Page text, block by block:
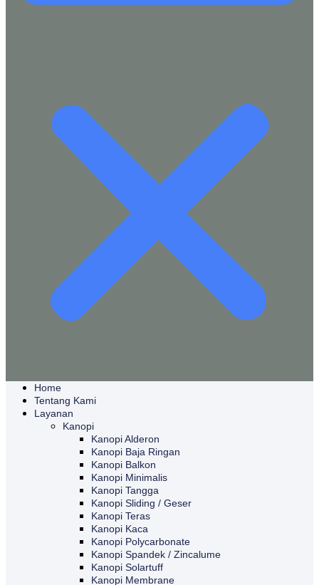
Home
Tentang Kami
Layanan
Kanopi
Kanopi Alderon
Kanopi Baja Ringan
Kanopi Balkon
Kanopi Minimalis
Kanopi Tangga
Kanopi Sliding / Geser
Kanopi Teras
Kanopi Kaca
Kanopi Polycarbonate
Kanopi Spandek / Zincalume
Kanopi Solartuff
Kanopi Membrane